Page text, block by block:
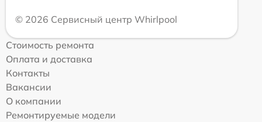
© 2026 Сервисный центр Whirlpool
Стоимость ремонта
Оплата и доставка
Контакты
Вакансии
О компании
Ремонтируемые модели